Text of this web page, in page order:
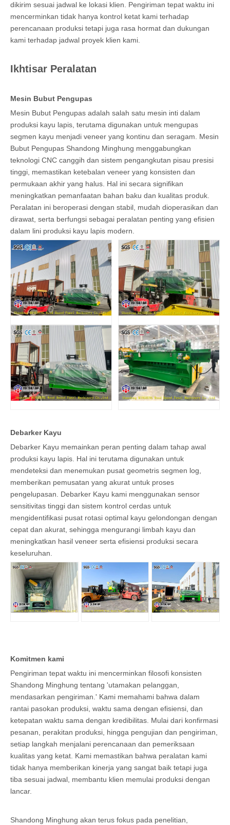
dikirim sesuai jadwal ke lokasi klien. Pengiriman tepat waktu ini
mencerminkan tidak hanya kontrol ketat kami terhadap
perencanaan produksi tetapi juga rasa hormat dan dukungan
kami terhadap jadwal proyek klien kami.
Ikhtisar Peralatan
Mesin Bubut Pengupas
Mesin Bubut Pengupas adalah salah satu mesin inti dalam
produksi kayu lapis, terutama digunakan untuk mengupas
segmen kayu menjadi veneer yang kontinu dan seragam. Mesin
Bubut Pengupas Shandong Minghung menggabungkan
teknologi CNC canggih dan sistem pengangkutan pisau presisi
tinggi, memastikan ketebalan veneer yang konsisten dan
permukaan akhir yang halus. Hal ini secara signifikan
meningkatkan pemanfaatan bahan baku dan kualitas produk.
Peralatan ini beroperasi dengan stabil, mudah dioperasikan dan
dirawat, serta berfungsi sebagai peralatan penting yang efisien
dalam lini produksi kayu lapis modern.
Debarker Kayu
Debarker Kayu memainkan peran penting dalam tahap awal
produksi kayu lapis. Hal ini terutama digunakan untuk
mendeteksi dan menemukan pusat geometris segmen log,
memberikan pemusatan yang akurat untuk proses
pengelupasan. Debarker Kayu kami menggunakan sensor
sensitivitas tinggi dan sistem kontrol cerdas untuk
mengidentifikasi pusat rotasi optimal kayu gelondongan dengan
cepat dan akurat, sehingga mengurangi limbah kayu dan
meningkatkan hasil veneer serta efisiensi produksi secara
keseluruhan.
Komitmen kami
Pengiriman tepat waktu ini mencerminkan filosofi konsisten
Shandong Minghung tentang 'utamakan pelanggan,
mendasarkan pengiriman.' Kami memahami bahwa dalam
rantai pasokan produksi, waktu sama dengan efisiensi, dan
ketepatan waktu sama dengan kredibilitas. Mulai dari konfirmasi
pesanan, perakitan produksi, hingga pengujian dan pengiriman,
setiap langkah menjalani perencanaan dan pemeriksaan
kualitas yang ketat. Kami memastikan bahwa peralatan kami
tidak hanya memberikan kinerja yang sangat baik tetapi juga
tiba sesuai jadwal, membantu klien memulai produksi dengan
lancar.
Shandong Minghung akan terus fokus pada penelitian,